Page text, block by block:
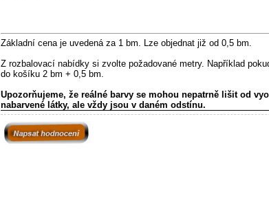
Základní cena je uvedená za 1 bm. Lze objednat již od 0,5 bm.
Z rozbalovací nabídky si zvolte požadované metry. Například
do košíku 2 bm + 0,5 bm.
Upozorňujeme, že reálné barvy se mohou nepatrně lišit od
nabarvené látky, ale vždy jsou v daném odstínu.